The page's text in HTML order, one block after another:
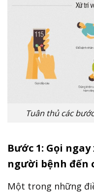
Tuân thủ các
Bước 1: Gọi
người bệnh đến
Một trong những